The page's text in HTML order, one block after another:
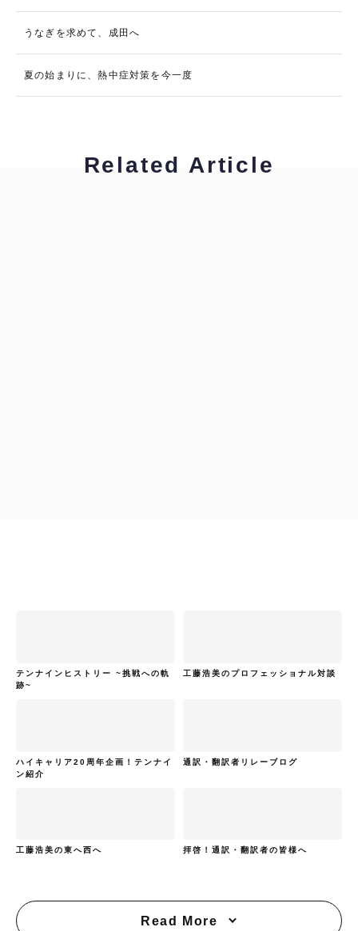
うなぎを求めて、成田へ
夏の始まりに、熱中症対策を今一度
Related Article
テンナインヒストリー ~挑戦への軌
跡~
工藤浩美のプロフェッショナル対談
ハイキャリア20周年企画！テンナイ
ン紹介
通訳・翻訳者リレーブログ
工藤浩美の東へ西へ 拝啓！通訳・翻訳者の皆様へ
Read More